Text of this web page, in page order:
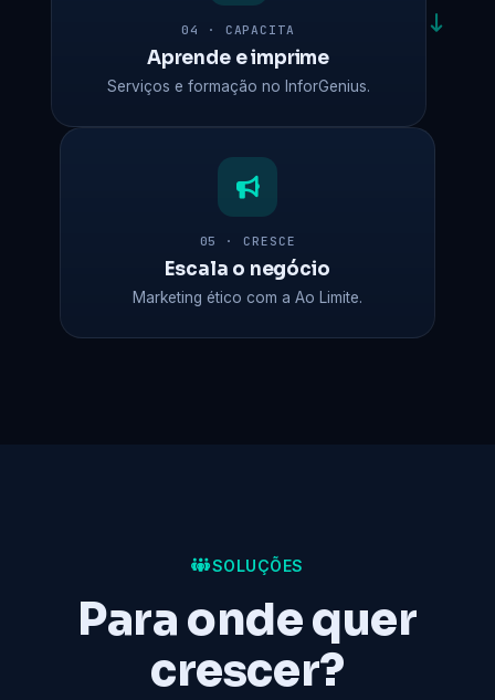
04 · CAPACITA
Aprende e imprime
Serviços e formação no InforGenius.
05 · CRESCE
Escala o negócio
Marketing ético com a Ao Limite.
SOLUÇÕES
Para onde quer
crescer?